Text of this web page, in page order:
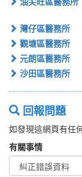
灣仔區醫務所
觀塘區醫務所
元朗區醫務所
沙田區醫務所
回報問題
如發現這網頁有任
有關事情